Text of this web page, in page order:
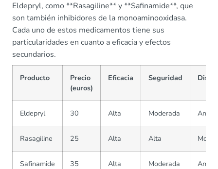
Eldepryl, como **Rasagiline** y **Safinamide**, que
son también inhibidores de la monoaminooxidasa.
Cada uno de estos medicamentos tiene sus
particularidades en cuanto a eficacia y efectos
secundarios.
Producto
Precio
(euros)
Eficacia Seguridad
Eldepryl 30 Alta Moderada
Rasagiline 25 Alta Alta
Safinamide 35 Alta Moderada